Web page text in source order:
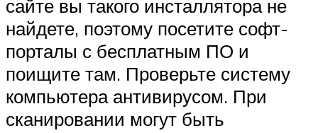
сайте вы такого инсталлятора не
найдете, поэтому посетите софт-
порталы с бесплатным ПО и
поищите там. Проверьте систему
компьютера антивирусом. При
сканировании могут быть